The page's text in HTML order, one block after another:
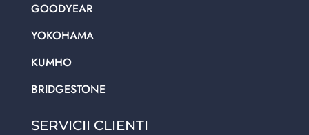
GOODYEAR
YOKOHAMA
KUMHO
BRIDGESTONE
SERVICII CLIENTI